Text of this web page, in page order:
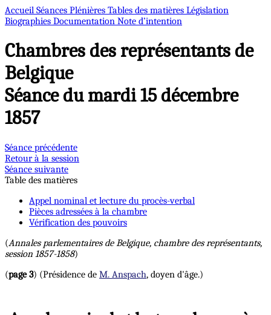
Accueil Séances Plénières Tables des matières Législation
Biographies Documentation Note d’intention
Chambres des représentants de
Belgique
Séance du mardi 15 décembre
1857
Séance précédente
Retour à la session
Séance suivante
Table des matières
Appel nominal et lecture du procès-verbal
Pièces adressées à la chambre
Vérification des pouvoirs
(Annales parlementaires de Belgique, chambre des représentants,
session 1857-1858)
(page 3) (Présidence de M. Anspach, doyen d'âge.)